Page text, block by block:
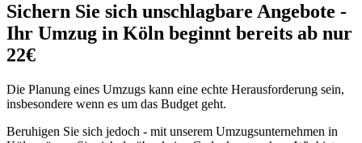
Sichern Sie sich unschlagbare Angebote -
Ihr Umzug in Köln beginnt bereits ab nur
22€
Die Planung eines Umzugs kann eine echte Herausforderung sein,
insbesondere wenn es um das Budget geht.
Beruhigen Sie sich jedoch - mit unserem Umzugsunternehmen in